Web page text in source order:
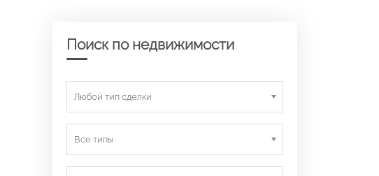
Поиск по недвижимости
Любой тип сделки
Все типы